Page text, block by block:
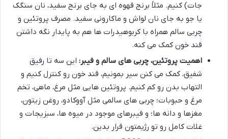
جات) کنیم. مثلاً برنج قهوه ای به جای برنج سفید، نان سنگک
یا جو به جای نان لواش و ماکارونی سفید. مصرف پروتئین و
چربی سالم همراه با کربوهیدرات ها هم به پایدار نگه داشتن
قند خون کمک می کنه.
اهمیت پروتئین، چربی های سالم و فیبر: این سه تا رفیق
شفیق، کمک می کنن سیر بمونیم، قند خون رو کنترل کنیم و
التهاب بدن رو کم کنیم. پروتئین هایی مثل مرغ، ماهی، تخم
مرغ و حبوبات؛ چربی های سالمی مثل آووکادو، روغن زیتون،
مغزها و دانه ها؛ و فیبرهای موجود در میوه ها، سبزیجات و
غلات کامل رو تو رژیمتون قرار بدین.